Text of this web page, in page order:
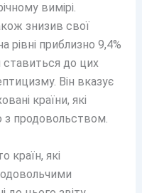
вимірі.
знизив свої
рівні приблизно 9,4%
ставиться до цих
Він вказує
країни, які
з продовольством.
країн, які